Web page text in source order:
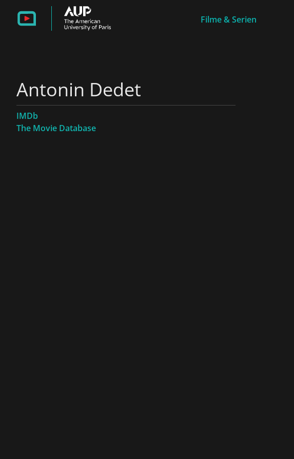
Filme & Serien
Antonin Dedet
IMDb
The Movie Database